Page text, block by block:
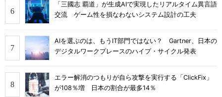
「三國志 覇道」が生成AIで実現したリアルタイム異言語
交流 ゲーム性を損なわないシステム設計の工夫
AIを選ぶのは、もうIT部門ではない？ Gartner、日本の
デジタルワークプレースのハイプ・サイクル発表
エラー解消のつもりが自ら攻撃を実行する「ClickFix」
が108％増 日本の割合が最多14％